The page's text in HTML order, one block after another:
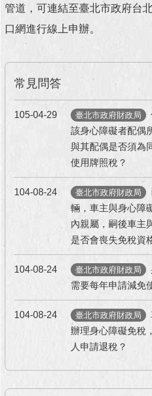
覽
English
問
台
通
公
管道，可連結至臺北市政府台
口網進行線上申辦。
常見問答
105-04-29 臺北市政府財政局
該身心障礙者配偶
與其配偶是否須為
使用牌照稅？
104-08-24 臺北市政府財政局
輛，車主與身心障
內親屬，嗣後車主
是否會喪失免稅資
104-08-24 臺北市政府財政局
需要每年申請減免
104-08-24 臺北市政府財政局
辦理身心障礙免稅
人申請退稅？